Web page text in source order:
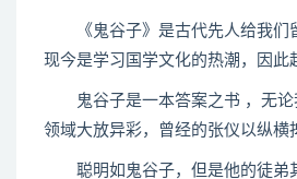
《鬼谷子》是古代先人给我们留
现今是学习国学文化的热潮，因此
鬼谷子是一本答案之书 ，无论
领域大放异彩，曾经的张仪以纵横
聪明如鬼谷子，但是他的徒弟其